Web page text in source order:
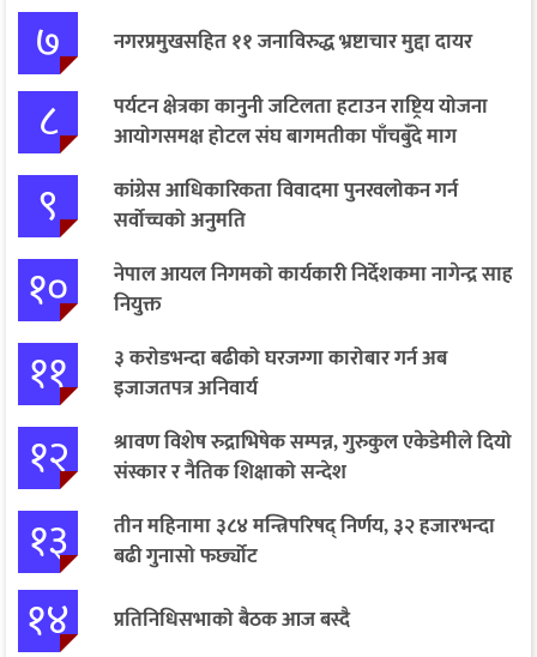
७ नगरप्रमुखसहित ११ जनाविरुद्ध भ्रष्टाचार मुद्दा दायर
८
पर्यटन क्षेत्रका कानुनी जटिलता हटाउन राष्ट्रिय योजना
आयोगसमक्ष होटल संघ बागमतीका पाँचबुँदे माग
९
कांग्रेस आधिकारिकता विवादमा पुनरवलोकन गर्न
सर्वोच्चको अनुमति
१०
नेपाल आयल निगमको कार्यकारी निर्देशकमा नागेन्द्र साह
नियुक्त
११
३ करोडभन्दा बढीको घरजग्गा कारोबार गर्न अब
इजाजतपत्र अनिवार्य
१२
श्रावण विशेष रुद्राभिषेक सम्पन्न, गुरुकुल एकेडेमीले दियो
संस्कार र नैतिक शिक्षाको सन्देश
१३
तीन महिनामा ३८४ मन्त्रिपरिषद् निर्णय, ३२ हजारभन्दा
बढी गुनासो फर्छ्योट
१४ प्रतिनिधिसभाको बैठक आज बस्दै